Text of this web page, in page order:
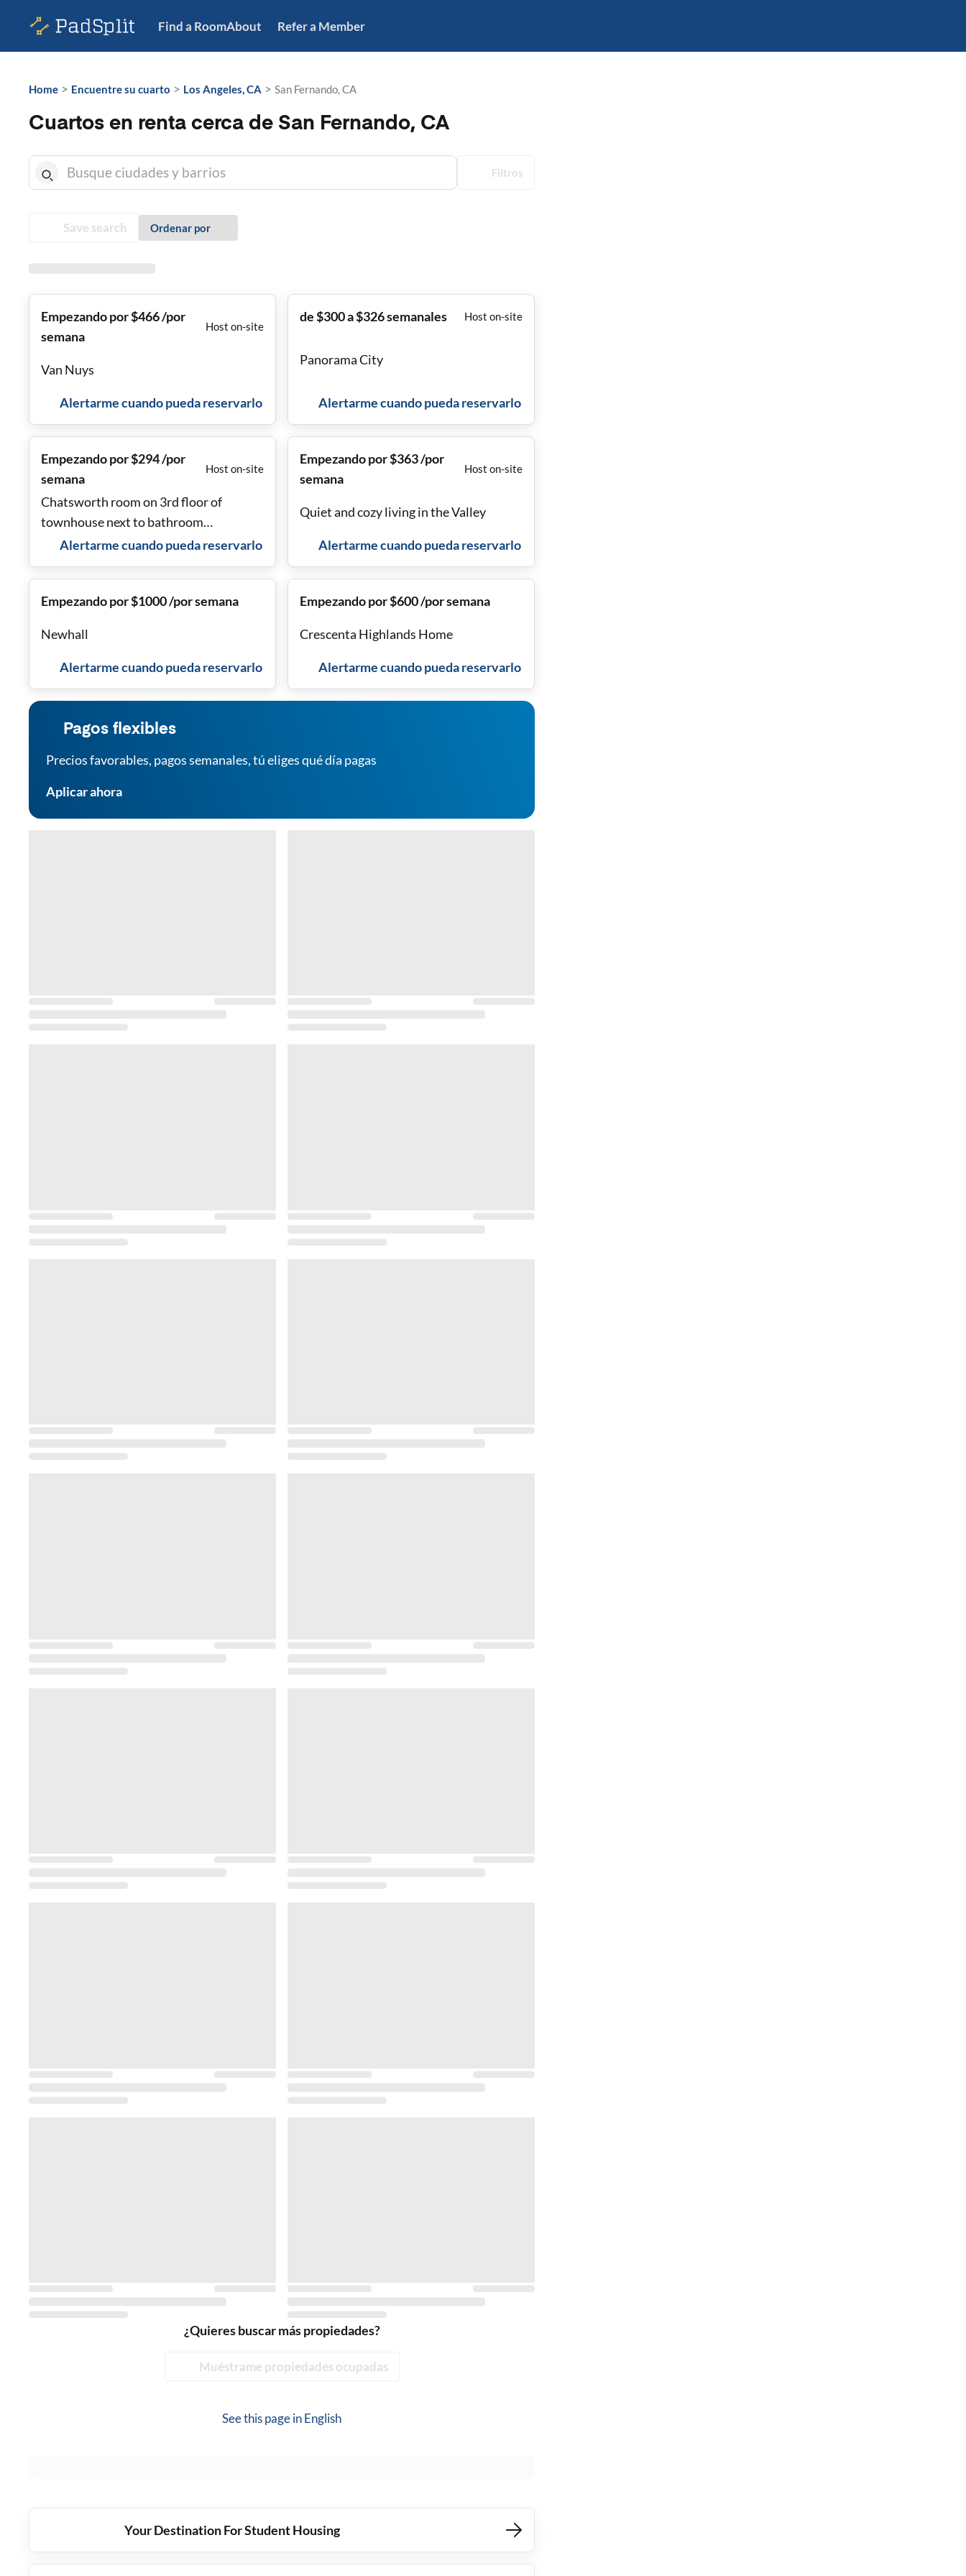
Find a RoomAbout Refer a Member
Home > Encuentre su cuarto > Los Angeles, CA > San Fernando, CA
Cuartos en renta cerca de San Fernando, CA
Filtros
Save search Ordenar por
Empezando por $466 /por
semana
Host on-site
Van Nuys
Alertarme cuando pueda reservarlo
de $300 a $326 semanales Host on-site
Panorama City
Alertarme cuando pueda reservarlo
Empezando por $294 /por
semana
Host on-site
Chatsworth room on 3rd floor of
townhouse next to bathroom
&washer& dryer call 8186139890
Alertarme cuando pueda reservarlo
Empezando por $363 /por
semana
Host on-site
Quiet and cozy living in the Valley
Alertarme cuando pueda reservarlo
Empezando por $1000 /por semana
Newhall
Alertarme cuando pueda reservarlo
Empezando por $600 /por semana
Crescenta Highlands Home
Alertarme cuando pueda reservarlo
Pagos flexibles
Precios favorables, pagos semanales, tú eliges qué día pagas
Aplicar ahora
¿Quieres buscar más propiedades?
Muéstrame propiedades ocupadas
See this page inEnglish
Your Destination For Student Housing